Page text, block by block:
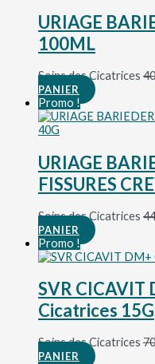
URIAGE
100ML
Soins des Cicatrices
PANIER
Promo !
URIAGE
FISSURES
Soins des Cicatrices
PANIER
Promo !
SVR CICAVIT
Cicatrices 15G
Soins des Cicatrices
PANIER